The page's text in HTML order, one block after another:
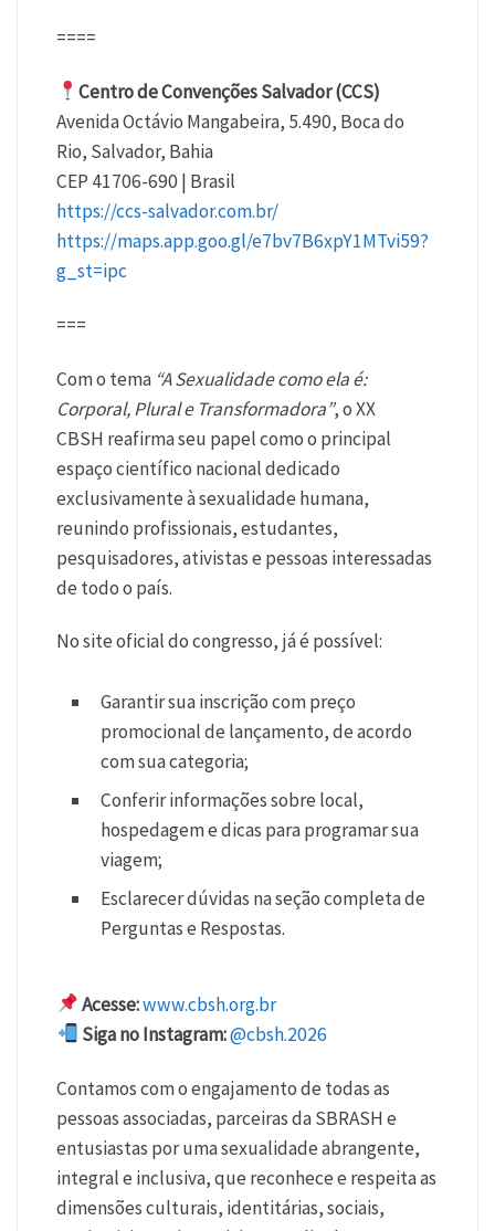
====
Centro de Convenções Salvador (CCS)
Avenida Octávio Mangabeira, 5.490, Boca do
Rio, Salvador, Bahia
CEP 41706-690 | Brasil
https://ccs-salvador.com.br/
https://maps.app.goo.gl/e7bv7B6xpY1MTvi59?
g_st=ipc
===
Com o tema “A Sexualidade como ela é:
Corporal, Plural e Transformadora”, o XX
CBSH reafirma seu papel como o principal
espaço científico nacional dedicado
exclusivamente à sexualidade humana,
reunindo profissionais, estudantes,
pesquisadores, ativistas e pessoas interessadas
de todo o país.
No site oficial do congresso, já é possível:
Garantir sua inscrição com preço
promocional de lançamento, de acordo
com sua categoria;
Conferir informações sobre local,
hospedagem e dicas para programar sua
viagem;
Esclarecer dúvidas na seção completa de
Perguntas e Respostas.
Acesse:www.cbsh.org.br
Siga no Instagram:@cbsh.2026
Contamos com o engajamento de todas as
pessoas associadas, parceiras da SBRASH e
entusiastas por uma sexualidade abrangente,
integral e inclusiva, que reconhece e respeita as
dimensões culturais, identitárias, sociais,